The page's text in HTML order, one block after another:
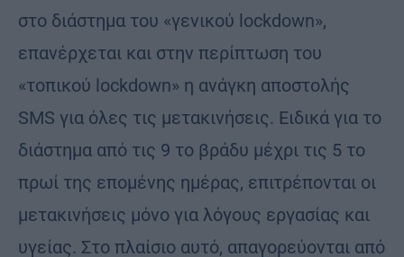
στο διάστημα του «γενικού lockdown»,
επανέρχεται και στην περίπτωση του
«τοπικού lockdown» η ανάγκη αποστολής
SMS για όλες τις μετακινήσεις. Ειδικά για το
διάστημα από τις 9 το βράδυ μέχρι τις 5 το
πρωί της επομένης ημέρας, επιτρέπονται οι
μετακινήσεις μόνο για λόγους εργασίας και
υγείας. Στο πλαίσιο αυτό, απαγορεύονται από